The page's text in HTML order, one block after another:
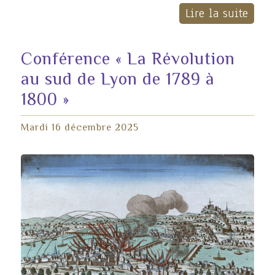
Lire la suite
Conférence « La Révolution
au sud de Lyon de 1789 à
1800 »
Mardi 16 décembre 2025